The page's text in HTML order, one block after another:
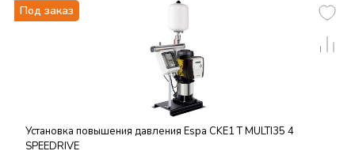
Под заказ
Установка повышения давления Espa CKE1 T MULTI35 4
SPEEDRIVE